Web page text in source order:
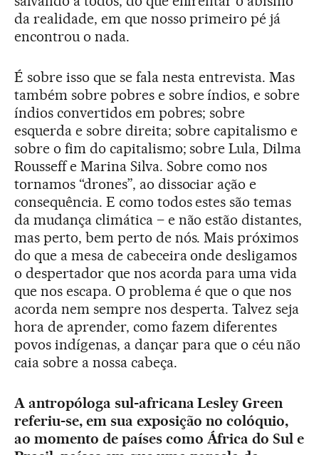
da realidade, em que nosso primeiro pé já
encontrou o nada.
É sobre isso que se fala nesta entrevista. Mas
também sobre pobres e sobre índios, e sobre
índios convertidos em pobres; sobre
esquerda e sobre direita; sobre capitalismo e
sobre o fim do capitalismo; sobre Lula, Dilma
Rousseff e Marina Silva. Sobre como nos
tornamos “drones”, ao dissociar ação e
consequência. E como todos estes são temas
da mudança climática – e não estão distantes,
mas perto, bem perto de nós. Mais próximos
do que a mesa de cabeceira onde desligamos
o despertador que nos acorda para uma vida
que nos escapa. O problema é que o que nos
acorda nem sempre nos desperta. Talvez seja
hora de aprender, como fazem diferentes
povos indígenas, a dançar para que o céu não
caia sobre a nossa cabeça.
A antropóloga sul-africana Lesley Green
referiu-se, em sua exposição no colóquio,
ao momento de países como África do Sul e